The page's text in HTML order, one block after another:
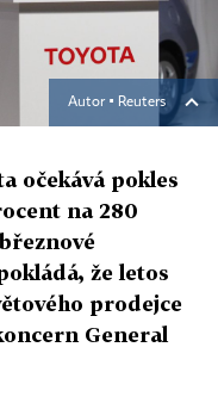
Autor ▪ Reuters
očekává pokles
na 280
že letos
prodejce
General